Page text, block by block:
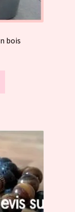
bois
Les
peuvent
être
choisies
sur